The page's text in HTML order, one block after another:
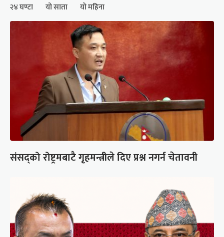
२४ घण्टा यो साता यो महिना
संसद्को रोष्ट्रमबाटै गृहमन्त्रीले दिए प्रश्न नगर्न चेतावनी